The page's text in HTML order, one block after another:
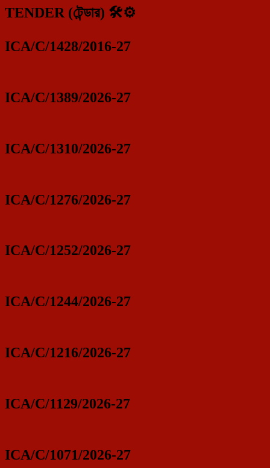
TENDER (টেন্ডার) 🛠️⚙️
ICA/C/1428/2016-27
ICA/C/1389/2026-27
ICA/C/1310/2026-27
ICA/C/1276/2026-27
ICA/C/1252/2026-27
ICA/C/1244/2026-27
ICA/C/1216/2026-27
ICA/C/1129/2026-27
ICA/C/1071/2026-27